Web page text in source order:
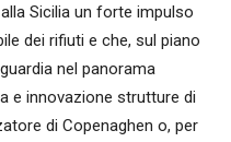
Sicilia un forte impulso
dei rifiuti e che, sul piano
nel panorama
e innovazione strutture di
di Copenaghen o, per